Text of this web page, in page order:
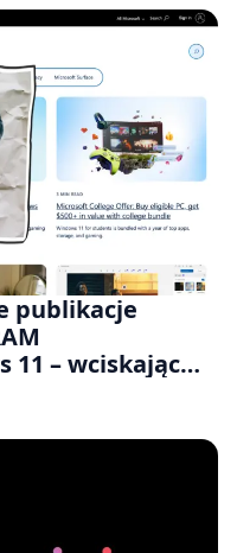
publikacje
11 – wciskając
8 GB RAM po